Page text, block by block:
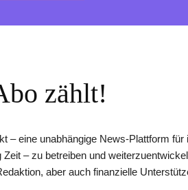
zählt!
– eine unabhängige News-Plattform für
Zeit – zu betreiben und
aber auch finanzielle